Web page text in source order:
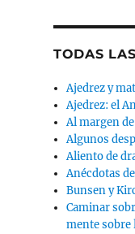
TODAS
Ajedrez y
Ajedrez: el
Al margen
Algunos
Aliento de
Anécdotas
Bunsen y
Caminar
mente sobre